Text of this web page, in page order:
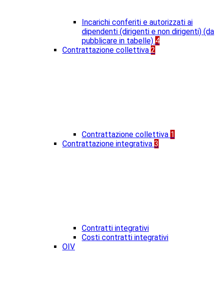
Incarichi conferiti e autorizzati ai
dipendenti (dirigenti e non dirigenti) (da
pubblicare in tabelle) 4
Contrattazione collettiva 2
Contrattazione collettiva 1
Contrattazione integrativa 3
Contratti integrativi
Costi contratti integrativi
OIV